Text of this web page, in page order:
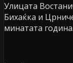
Улицата
Бихаќка и
минатата година.